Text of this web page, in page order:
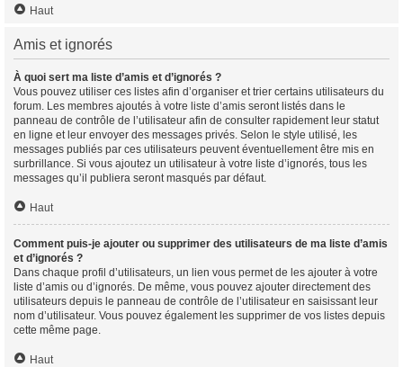
Haut
Amis et ignorés
À quoi sert ma liste d’amis et d’ignorés ?
Vous pouvez utiliser ces listes afin d’organiser et trier certains utilisateurs du
forum. Les membres ajoutés à votre liste d’amis seront listés dans le
panneau de contrôle de l’utilisateur afin de consulter rapidement leur statut
en ligne et leur envoyer des messages privés. Selon le style utilisé, les
messages publiés par ces utilisateurs peuvent éventuellement être mis en
surbrillance. Si vous ajoutez un utilisateur à votre liste d’ignorés, tous les
messages qu’il publiera seront masqués par défaut.
Haut
Comment puis-je ajouter ou supprimer des utilisateurs de ma liste d’amis
et d’ignorés ?
Dans chaque profil d’utilisateurs, un lien vous permet de les ajouter à votre
liste d’amis ou d’ignorés. De même, vous pouvez ajouter directement des
utilisateurs depuis le panneau de contrôle de l’utilisateur en saisissant leur
nom d’utilisateur. Vous pouvez également les supprimer de vos listes depuis
cette même page.
Haut